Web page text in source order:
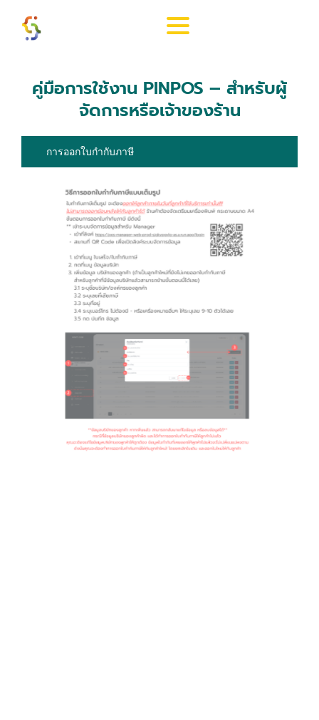
content
คู่มือการใช้งาน PINPOS – สำหรับผู้
จัดการหรือเจ้าของร้าน
การออกใบกำกับภาษี